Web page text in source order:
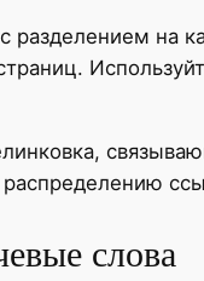
разделением на
слова